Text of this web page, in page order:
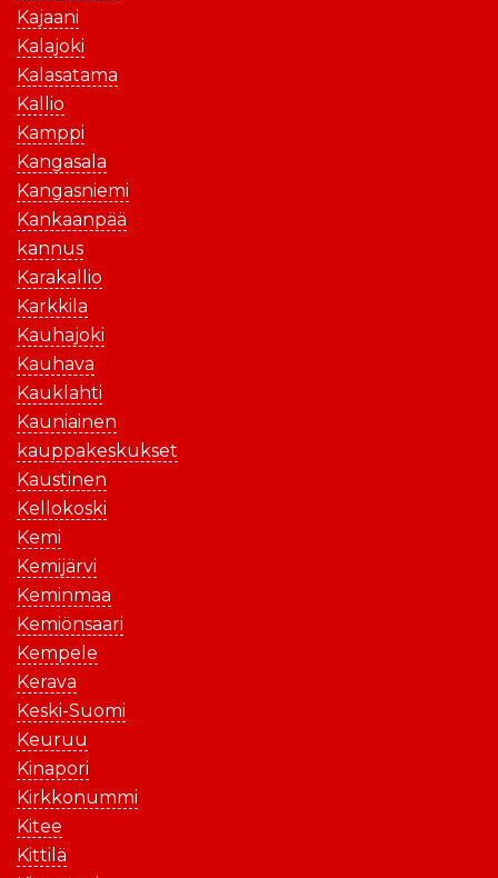
Kajaani
Kalajoki
Kalasatama
Kallio
Kamppi
Kangasala
Kangasniemi
Kankaanpää
kannus
Karakallio
Karkkila
Kauhajoki
Kauhava
Kauklahti
Kauniainen
kauppakeskukset
Kaustinen
Kellokoski
Kemi
Kemijärvi
Keminmaa
Kemiönsaari
Kempele
Kerava
Keski-Suomi
Keuruu
Kinapori
Kirkkonummi
Kitee
Kittilä